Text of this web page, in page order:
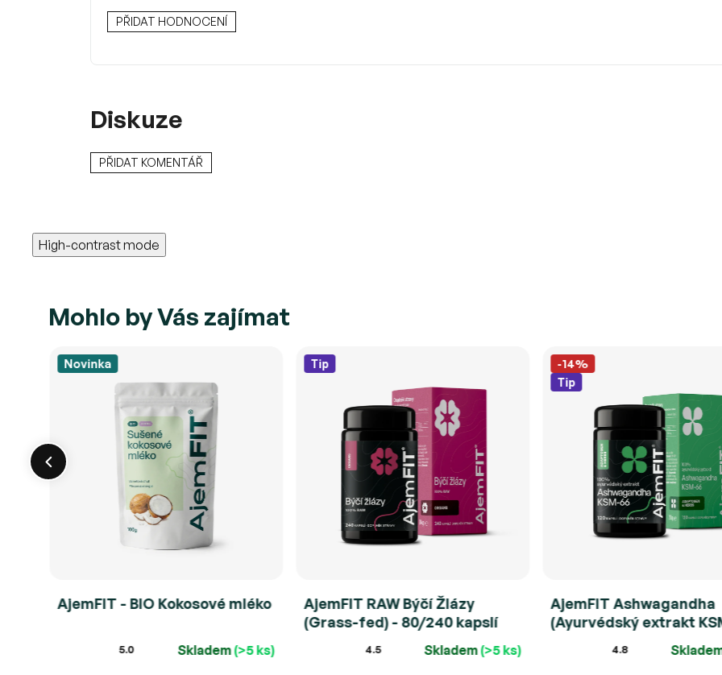
PŘIDAT HODNOCENÍ
Diskuze
PŘIDAT KOMENTÁŘ
High-contrast mode
Mohlo by Vás zajímat
Novinka
AjemFIT - BIO Kokosové mléko
5.0 Skladem(>5 ks)
Tip
AjemFIT RAW Býčí Žlázy
(Grass-fed) - 80/240 kapslí
4.5 Skladem(>5 ks)
-14%
Tip
AjemFIT Ashwagandha
(Ayurvédský extrakt
4.8